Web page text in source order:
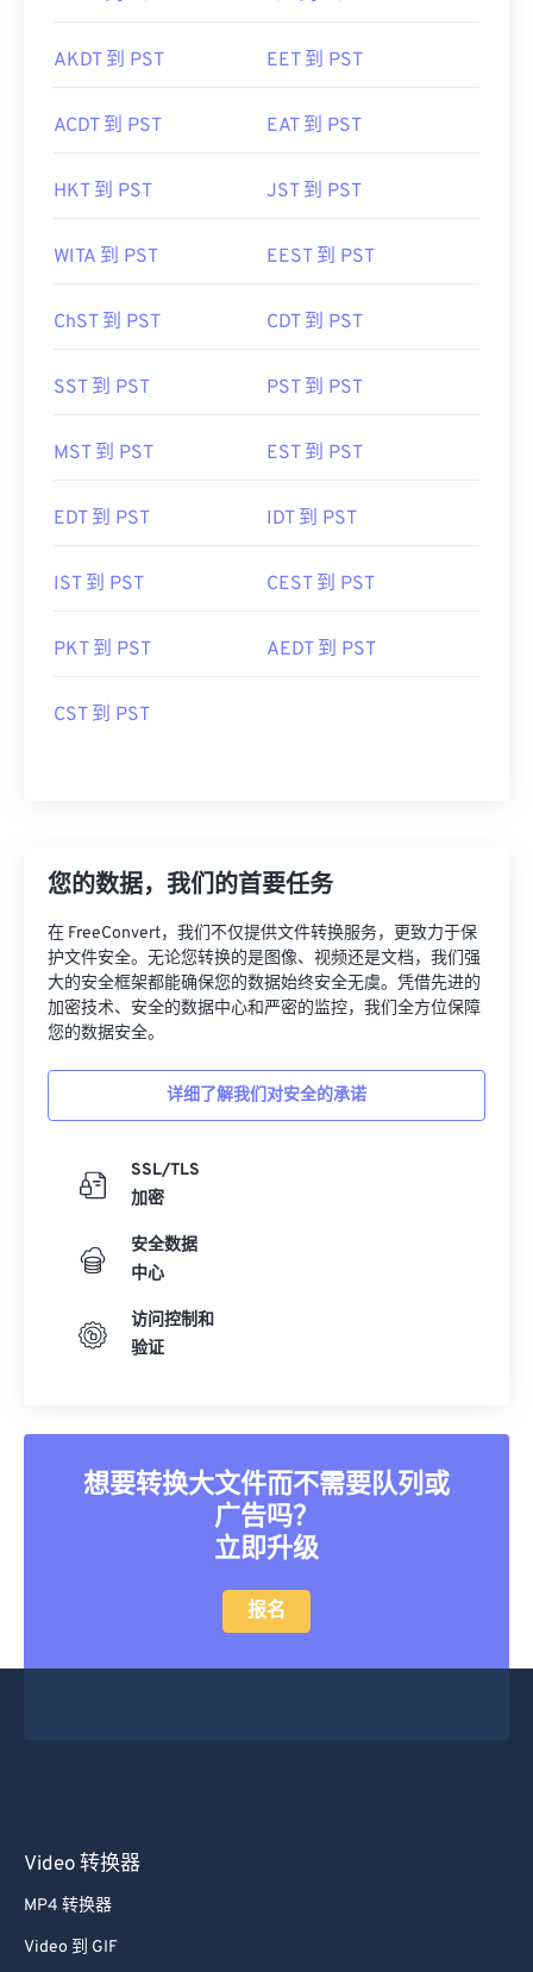
AKDT 到 PST EET 到 PST
ACDT 到 PST EAT 到 PST
HKT 到 PST JST 到 PST
WITA 到 PST EEST 到 PST
ChST 到 PST CDT 到 PST
SST 到 PST PST 到 PST
MST 到 PST EST 到 PST
EDT 到 PST IDT 到 PST
IST 到 PST CEST 到 PST
PKT 到 PST AEDT 到 PST
CST 到 PST
您的数据，我们的首要任务
在 FreeConvert，我们不仅提供文件转换服务，更致力于保
护文件安全。无论您转换的是图像、视频还是文档，我们强
大的安全框架都能确保您的数据始终安全无虞。凭借先进的
加密技术、安全的数据中心和严密的监控，我们全方位保障
您的数据安全。
详细了解我们对安全的承诺
SSL/TLS
加密
安全数据
中心
访问控制和
验证
想要转换大文件而不需要队列或
广告吗？
立即升级
报名
Video 转换器
MP4 转换器
Video 到 GIF